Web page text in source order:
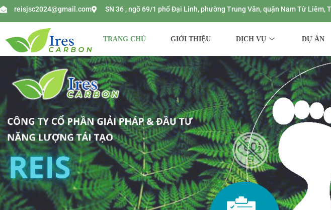
reisjsc2024@gmail.com SN 36 , ngõ 69/1 phố Đại Linh, phường Trung Văn, quận Nam Từ Liêm,
TRANG CHỦ GIỚI THIỆU DỊCH VỤ DỰ ÁN